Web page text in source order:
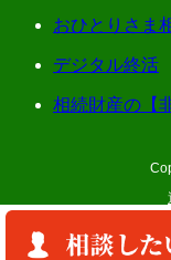
おひとりさま
デジタル終活
相続財産の【